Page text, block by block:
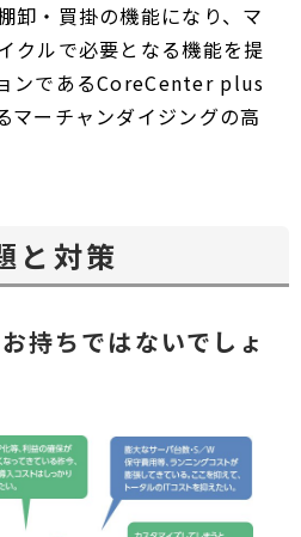
卸・買掛の機能になり、マ
クルで必要となる機能を提
ンであるCoreCenter plus
マーチャンダイジングの高
と対策
持ちではないでしょ